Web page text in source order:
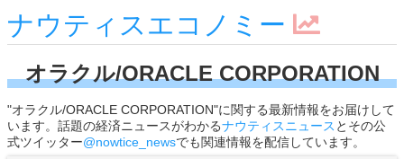
ナウティスエコノミー
オラクル/ORACLE CORPORATION
"オラクル/ORACLE CORPORATION"に関する最新情報をお届けして
います。話題の経済ニュースがわかるナウティスニュース とその公
式ツイッター@nowtice_newsでも関連情報を配信しています。